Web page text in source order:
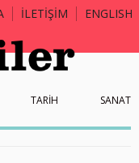
İLETİŞİM ENGLISH
TARİH SANAT